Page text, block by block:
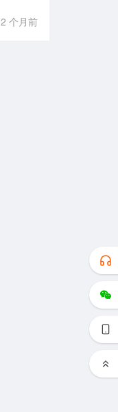
2 个月前